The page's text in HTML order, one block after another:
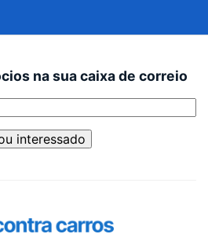
na sua caixa de correio
interessado